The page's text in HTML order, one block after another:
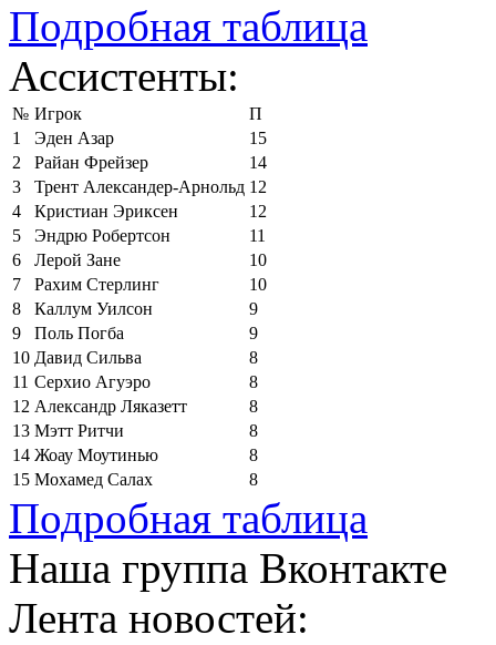
Подробная таблица
Ассистенты:
№ Игрок
П
1
Эден Азар
15
2
Райан Фрейзер
14
3
Трент Александер-Арнольд 12
4
Кристиан Эриксен
12
5
Эндрю Робертсон
11
6
Лерой Зане
10
7
Рахим Стерлинг
10
8
Каллум Уилсон
9
9
Поль Погба
9
10 Давид Сильва
8
11 Серхио Агуэро
8
12 Александр Ляказетт
8
13 Мэтт Ритчи
8
14 Жоау Моутинью
8
15 Мохамед Салах 8
Подробная таблица
Наша группа Вконтакте
Лента новостей: